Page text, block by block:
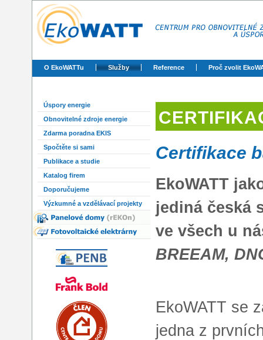
O EkoWATTu Služby Reference Proč zvolit
Úspory energie
Obnovitelné zdroje energie
Zdarma poradna EKIS
Spočtěte si sami
Publikace a studie
Katalog firem
Doporučujeme
Výzkumné a vzdělávací projekty
Certifikace
EkoWATT
jediná česká
ve všech u
BREEAM,
EkoWATT se
jedna z